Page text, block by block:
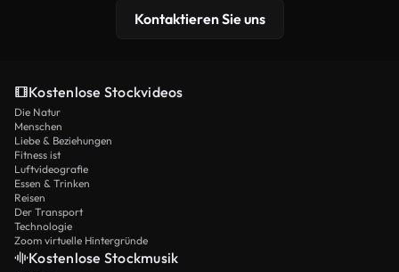
Kontaktieren Sie uns
Kostenlose Stockvideos
Die Natur
Menschen
Liebe & Beziehungen
Fitness ist
Luftvideografie
Essen & Trinken
Reisen
Der Transport
Technologie
Zoom virtuelle Hintergründe
Kostenlose Stockmusik